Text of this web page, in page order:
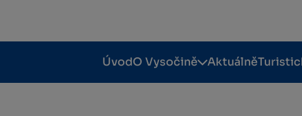
ÚvodO Vysočině Aktuálně